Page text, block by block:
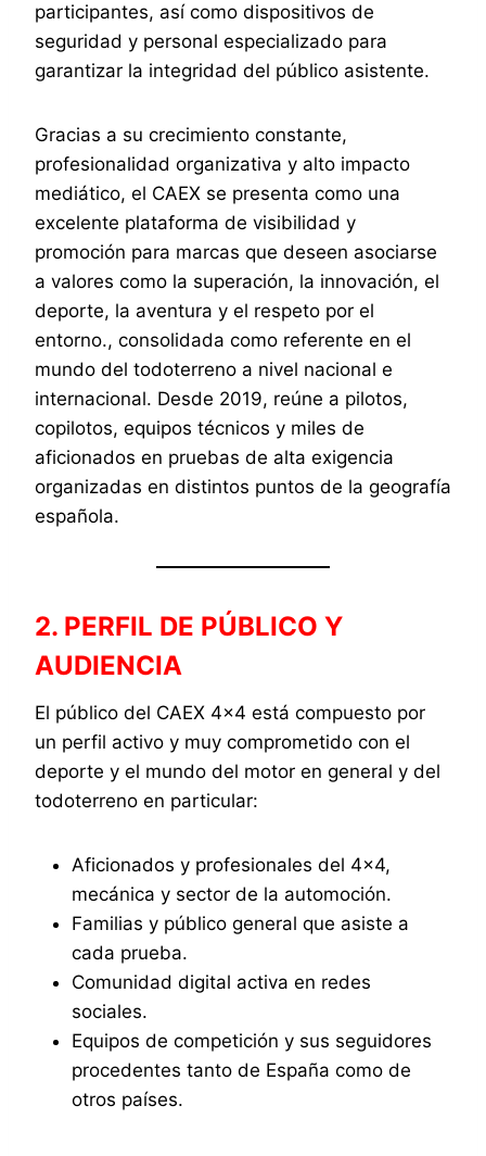
participantes, así como dispositivos de
seguridad y personal especializado para
garantizar la integridad del público asistente.
Gracias a su crecimiento constante,
profesionalidad organizativa y alto impacto
mediático, el CAEX se presenta como una
excelente plataforma de visibilidad y
promoción para marcas que deseen asociarse
a valores como la superación, la innovación, el
deporte, la aventura y el respeto por el
entorno., consolidada como referente en el
mundo del todoterreno a nivel nacional e
internacional. Desde 2019, reúne a pilotos,
copilotos, equipos técnicos y miles de
aficionados en pruebas de alta exigencia
organizadas en distintos puntos de la geografía
española.
2. PERFIL DE PÚBLICO Y
AUDIENCIA
El público del CAEX 4×4 está compuesto por
un perfil activo y muy comprometido con el
deporte y el mundo del motor en general y del
todoterreno en particular:
Aficionados y profesionales del 4×4,
mecánica y sector de la automoción.
Familias y público general que asiste a
cada prueba.
Comunidad digital activa en redes
sociales.
Equipos de competición y sus seguidores
procedentes tanto de España como de
otros países.